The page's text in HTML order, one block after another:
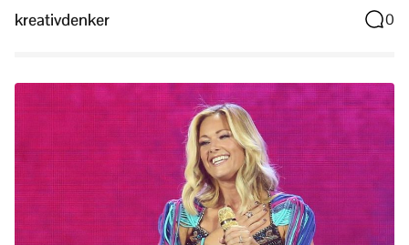
kreativdenker 0